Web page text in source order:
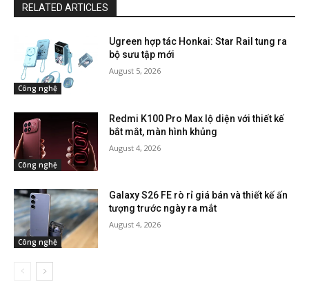
RELATED ARTICLES
Công nghệ
Ugreen hợp tác Honkai: Star Rail tung ra
bộ sưu tập mới
August 5, 2026
Công nghệ
Redmi K100 Pro Max lộ diện với thiết kế
bắt mắt, màn hình khủng
August 4, 2026
Công nghệ
Galaxy S26 FE rò rỉ giá bán và thiết kế ấn
tượng trước ngày ra mắt
August 4, 2026